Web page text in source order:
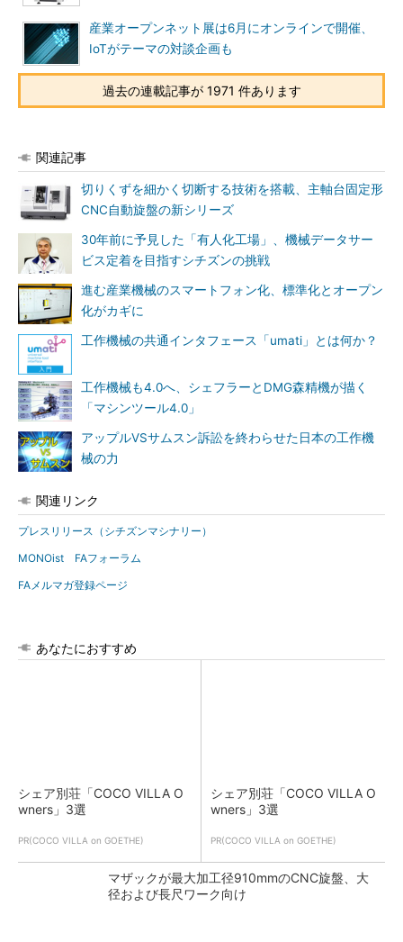
産業オープンネット展は6月にオンラインで開催、
IoTがテーマの対談企画も
過去の連載記事が 1971 件あります
関連記事
切りくずを細かく切断する技術を搭載、主軸台固定形
CNC自動旋盤の新シリーズ
30年前に予見した「有人化工場」、機械データサー
ビス定着を目指すシチズンの挑戦
進む産業機械のスマートフォン化、標準化とオープン
化がカギに
工作機械の共通インタフェース「umati」とは何か？
工作機械も4.0へ、シェフラーとDMG森精機が描く
「マシンツール4.0」
アップルVSサムスン訴訟を終わらせた日本の工作機
械の力
関連リンク
プレスリリース（シチズンマシナリー）
MONOist FAフォーラム
FAメルマガ登録ページ
あなたにおすすめ
シェア別荘「COCO VILLA O
wners」3選
PR(COCO VILLA on GOETHE)
シェア別荘「COCO VILLA O
wners」3選
PR(COCO VILLA on GOETHE)
マザックが最大加工径910mmのCNC旋盤、大
径および長尺ワーク向け